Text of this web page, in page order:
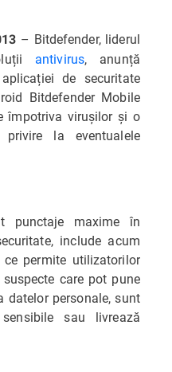
– Bitdefender, liderul
antivirus, anunță
de securitate
Bitdefender Mobile
împotriva virușilor și o
la eventualele
punctaje maxime în
include acum
permite utilizatorilor
care pot pune
datelor personale, sunt
sau livrează